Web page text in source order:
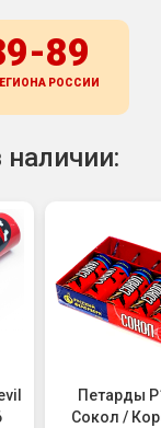
89
РОССИИ
Петарды
Сокол /